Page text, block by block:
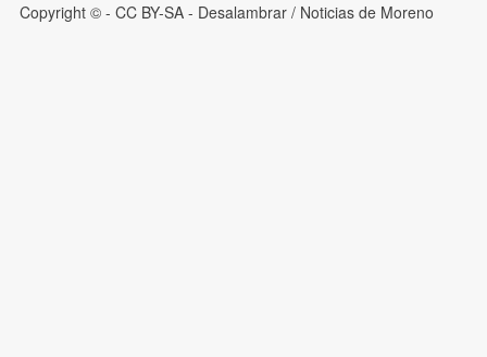
Copyright © - CC BY-SA - Desalambrar / Noticias de Moreno